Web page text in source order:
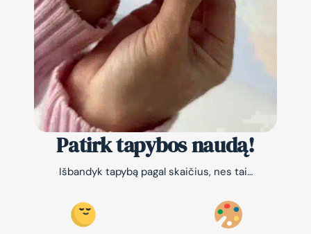
Patirk tapybos naudą!
Išbandyk tapybą pagal skaičius, nes tai…